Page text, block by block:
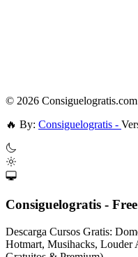
© 2026 Consiguelogratis.com
🔥 By: Consiguelogratis -
Consiguelogratis -
Descarga Cursos Gratis:
Hotmart, Musihacks, Louder